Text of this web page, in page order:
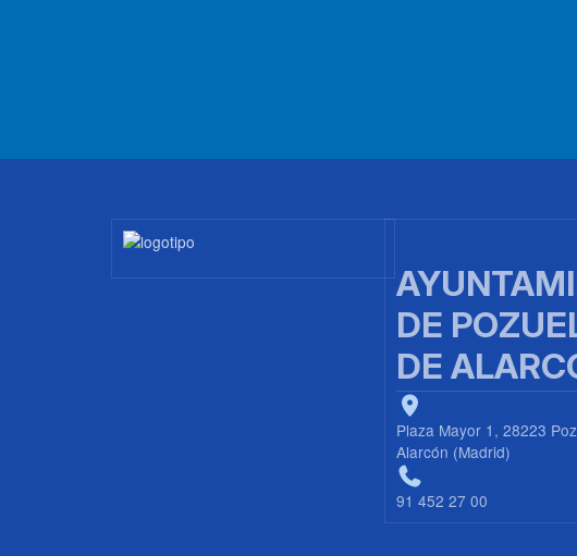
Imagen
DE
DE
Plaza Mayor 1, 28223
Alarcón (Madrid)
91 452 27 00